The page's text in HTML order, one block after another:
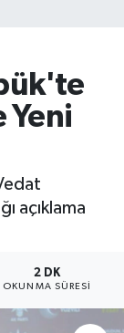
Yeni
açıklama
2 DK
OKUNMA SÜRESI